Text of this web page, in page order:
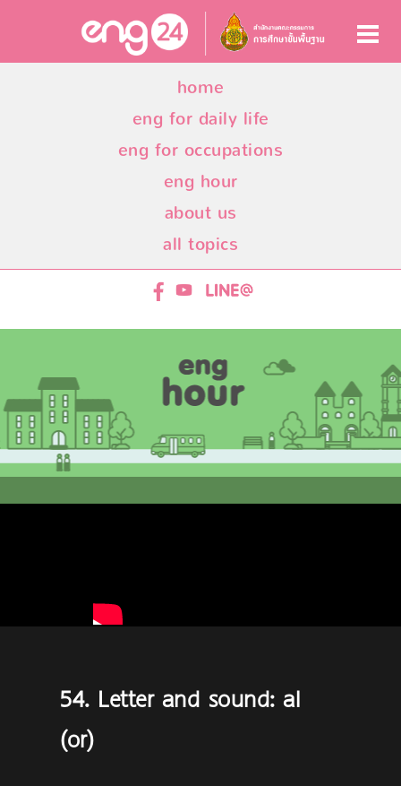
home
eng for daily life
eng for occupations
eng hour
about us
all topics
54. Letter and sound: al
(or)